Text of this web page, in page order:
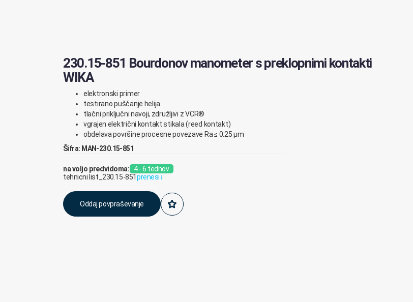
230.15-851 Bourdonov manometer s preklopnimi kontakti
WIKA
elektronski primer
testirano puščanje helija
tlačni priključni navoji, združljivi z VCR®
vgrajen električni kontakt stikala (reed kontakt)
obdelava površine procesne povezave Ra ≤ 0.25 μm
Šifra: MAN-230.15-851
na voljo predvidoma:
4 - 6 tednov
tehnicni list_230.15-851prenesi↓
Oddaj povpraševanje